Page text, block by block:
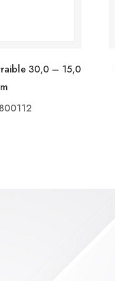
30,0 – 15,0